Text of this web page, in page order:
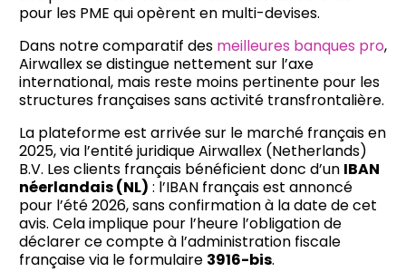
pour les PME qui opèrent en multi-devises.
Dans notre comparatif des meilleures banques pro,
Airwallex se distingue nettement sur l’axe
international, mais reste moins pertinente pour les
structures françaises sans activité transfrontalière.
La plateforme est arrivée sur le marché français en
2025, via l’entité juridique Airwallex (Netherlands)
B.V. Les clients français bénéficient donc d’un IBAN
néerlandais (NL) : l’IBAN français est annoncé
pour l’été 2026, sans confirmation à la date de cet
avis. Cela implique pour l’heure l’obligation de
déclarer ce compte à l’administration fiscale
française via le formulaire 3916-bis.